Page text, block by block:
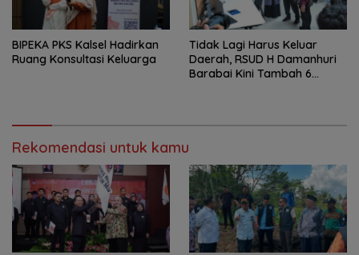
‎BIPEKA PKS Kalsel Hadirkan
Ruang Konsultasi Keluarga ‎
Tidak Lagi Harus Keluar
Daerah, RSUD H Damanhuri
Barabai Kini Tambah 6
Rekomendasi untuk kamu